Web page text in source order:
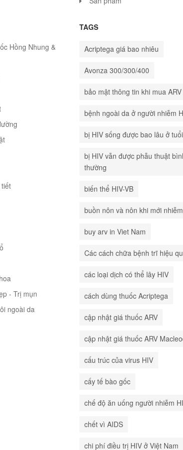
Hồng Nhung &
- Trị mụn
ngoài da
TAGS
Acriptega giá bao nhiêu
Avonza 300/300/400
bảo mật thông tin khi mua ARV
bệnh ngoài da ở người nhiễm
bị HIV sống được bao lâu ở
bị HIV vẫn được phẫu thuật
thường
biến thể HIV-VB
buồn nôn và nôn khi mới
buy arv in Viet Nam
Các cách chữa bệnh trĩ hiệu
các loại dịch có thể lây HIV
cách dùng thuốc Acriptega
cập nhật giá thuốc ARV
cập nhật giá thuốc ARV
cấu trúc của virus HIV
cấy tế bào gốc
chế độ ăn uống người nhiễm
chết vì AIDS
chi phí điều trị HIV ở Việt Nam